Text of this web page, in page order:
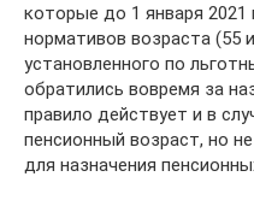
которые до 1 января 2021
нормативов возраста (55
установленного по
обратились вовремя за
правило действует и в
пенсионный возраст, но
для назначения